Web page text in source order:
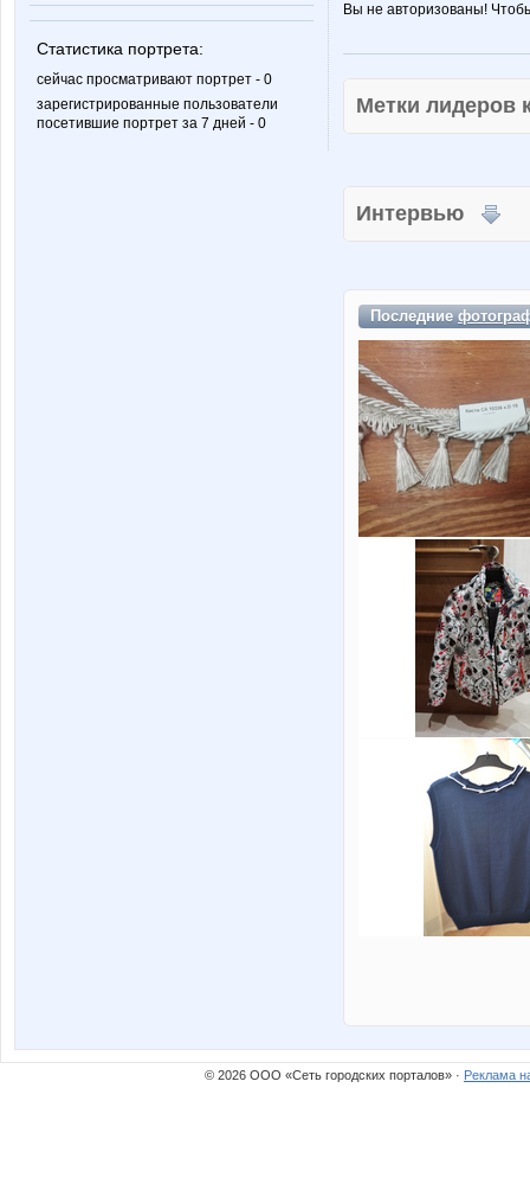
Статистика портрета:
сейчас просматривают портрет - 0
зарегистрированные пользователи
посетившие портрет за 7 дней - 0
Вы не авторизованы!
Метки
Интервью
Последние
© 2026 ООО «Сеть городских порталов» · Реклама